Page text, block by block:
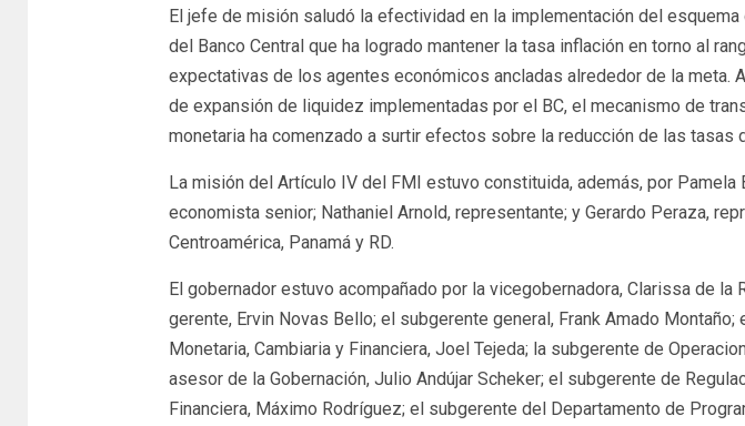
El jefe de misión saludó la efectividad en la implementación del
del Banco Central que ha logrado mantener la tasa inflación en torno al
expectativas de los agentes económicos ancladas alrededor de la meta.
de expansión de liquidez implementadas por el BC, el mecanismo de
monetaria ha comenzado a surtir efectos sobre la reducción de las tasas
La misión del Artículo IV del FMI estuvo constituida, además, por Pamela
economista senior; Nathaniel Arnold, representante; y Gerardo Peraza,
Centroamérica, Panamá y RD.
El gobernador estuvo acompañado por la vicegobernadora, Clarissa de la
gerente, Ervin Novas Bello; el subgerente general, Frank Amado
Monetaria, Cambiaria y Financiera, Joel Tejeda; la subgerente de
asesor de la Gobernación, Julio Andújar Scheker; el subgerente de
Financiera, Máximo Rodríguez; el subgerente del Departamento de